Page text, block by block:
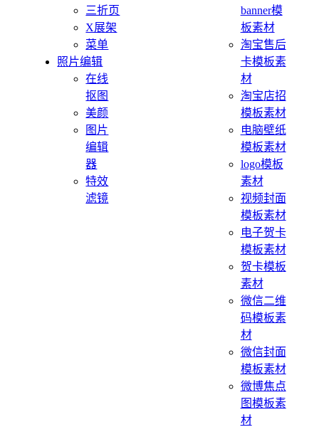
三折页
X展架
菜单
照片编辑
在线
抠图
美颜
图片
编辑
器
特效
滤镜
banner模
板素材
淘宝售后
卡模板素
材
淘宝店招
模板素材
电脑壁纸
模板素材
logo模板
素材
视频封面
模板素材
电子贺卡
模板素材
贺卡模板
素材
微信二维
码模板素
材
微信封面
模板素材
微博焦点
图模板素
材